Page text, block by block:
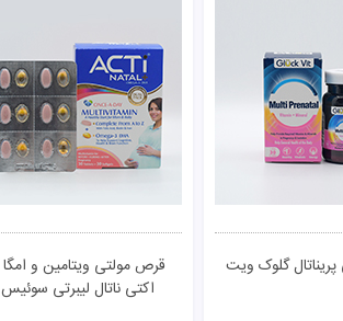
گلوک ویت
اکتی ناتال لیبرتی سوئیس